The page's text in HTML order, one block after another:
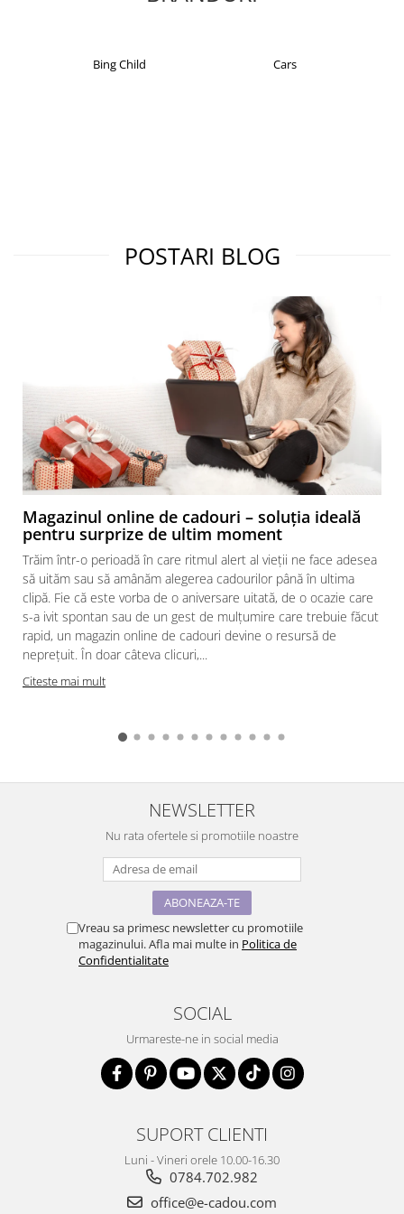
Bing Child Cars
POSTARI BLOG
Magazinul online de cadouri – soluția ideală
pentru surprize de ultim moment
Trăim într-o perioadă în care ritmul alert al vieții ne face adesea
să uităm sau să amânăm alegerea cadourilor până în ultima
clipă. Fie că este vorba de o aniversare uitată, de o ocazie care
s-a ivit spontan sau de un gest de mulțumire care trebuie făcut
rapid, un magazin online de cadouri devine o resursă de
neprețuit. În doar câteva clicuri,...
Citeste mai mult
NEWSLETTER
Nu rata ofertele si promotiile noastre
Vreau sa primesc newsletter cu promotiile
magazinului. Afla mai multe in Politica de
Confidentialitate
SOCIAL
Urmareste-ne in social media
SUPORT CLIENTI
Luni - Vineri orele 10.00-16.30
0784.702.982
office@e-cadou.com